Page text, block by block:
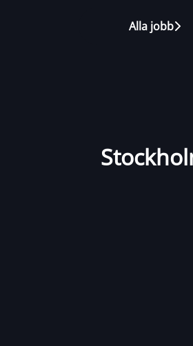
Alla jobb